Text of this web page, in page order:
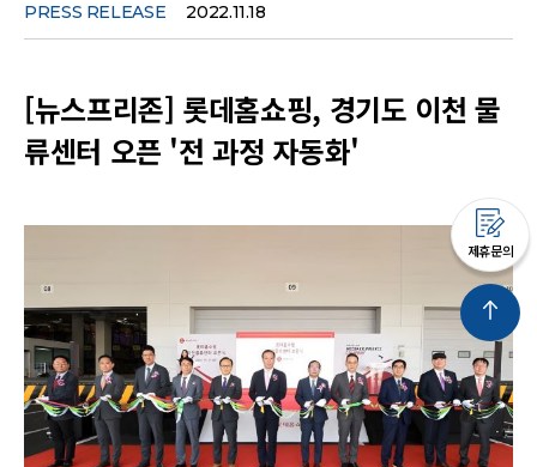
제휴문의
PRESS RELEASE 2022.11.18
[뉴스프리존] 롯데홈쇼핑, 경기도 이천 물
류센터 오픈 '전 과정 자동화'